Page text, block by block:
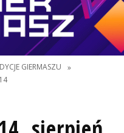
GIERMASZU
»